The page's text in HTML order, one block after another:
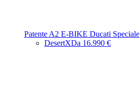
Patente A2 E-BIKE Ducati Speciale
DesertXDa 16.990 €